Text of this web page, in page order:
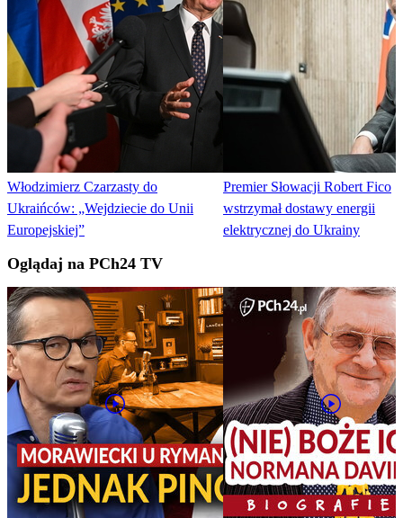
Włodzimierz Czarzasty do
Ukraińców: „Wejdziecie do Unii
Europejskiej”
Premier Słowacji Robert Fico
wstrzymał dostawy energii
elektrycznej do Ukrainy
Oglądaj na PCh24 TV